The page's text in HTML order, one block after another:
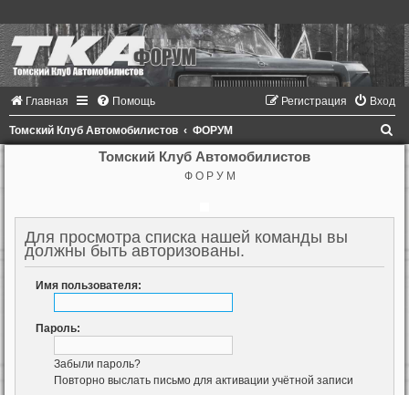
Главная Помощь Вход
Регистрация
Томский Клуб Автомобилистов ФОРУМ
Томский Клуб Автомобилистов
Ф О Р У М
Для просмотра списка нашей команды вы
должны быть авторизованы.
Имя пользователя:
Пароль:
Забыли пароль?
Повторно выслать письмо для активации учётной записи